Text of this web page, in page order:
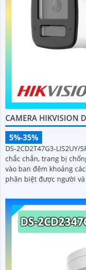
CAMERA HIKVISION
5%-35%
DS-2CD2T47G3-
chắc chắn, trang bị chống nước IP 67, trang
vào ban đêm khoảng
phân biệt được người